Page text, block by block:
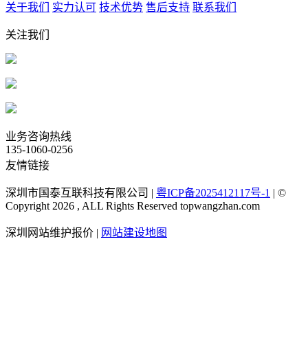
关于我们 实力认可 技术优势 售后支持 联系我们
关注我们
业务咨询热线
135-1060-0256
友情链接
深圳市国泰互联科技有限公司 | 粤ICP备2025412117号-1 | ©
Copyright 2026 , ALL Rights Reserved topwangzhan.com
深圳网站维护报价 | 网站建设地图